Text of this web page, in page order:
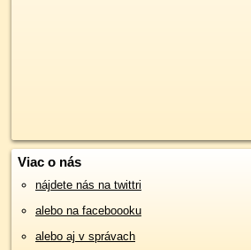
Viac o nás
nájdete nás na twittri
alebo na faceboooku
alebo aj v správach